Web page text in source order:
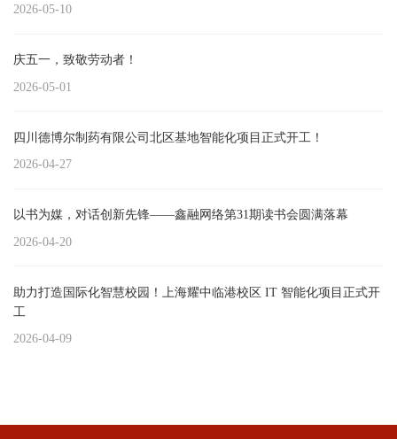
2026-05-10
庆五一，致敬劳动者！
2026-05-01
四川德博尔制药有限公司北区基地智能化项目正式开工！
2026-04-27
以书为媒，对话创新先锋——鑫融网络第31期读书会圆满落幕
2026-04-20
助力打造国际化智慧校园！上海耀中临港校区 IT 智能化项目正式开
工
2026-04-09